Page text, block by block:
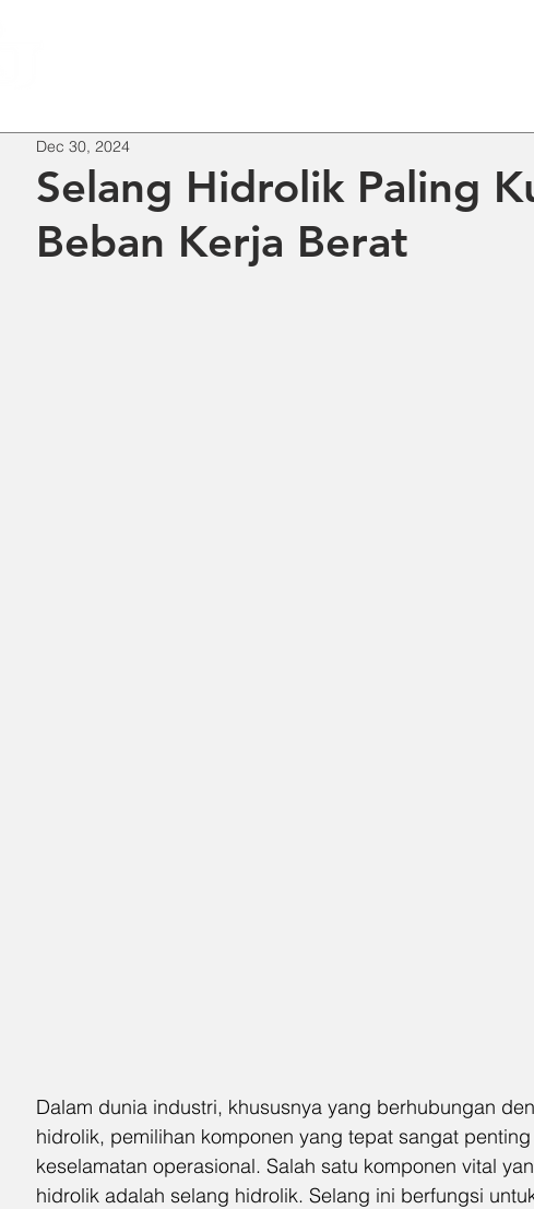
Selang Hidrolik Paling
Beban Kerja Berat
Dec 30, 2024
Dalam dunia industri, khususnya yang berhubungan
hidrolik, pemilihan komponen yang tepat sangat
keselamatan operasional. Salah satu komponen vital
hidrolik adalah selang hidrolik. Selang ini berfungsi